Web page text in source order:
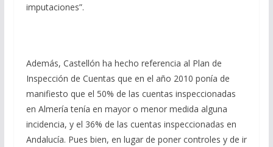
imputaciones”.
Además, Castellón ha hecho referencia al Plan de
Inspección de Cuentas que en el año 2010 ponía de
manifiesto que el 50% de las cuentas inspeccionadas
en Almería tenía en mayor o menor medida alguna
incidencia, y el 36% de las cuentas inspeccionadas en
Andalucía. Pues bien, en lugar de poner controles y de ir